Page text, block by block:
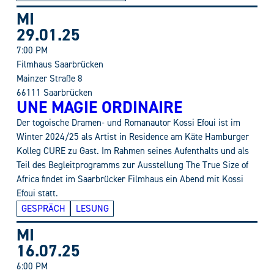
MI
29.01.25
7:00 PM
Filmhaus Saarbrücken
Mainzer Straße 8
66111 Saarbrücken
UNE MAGIE ORDINAIRE
Der togoische Dramen- und Romanautor Kossi Efoui ist im
Winter 2024/25 als Artist in Residence am Käte Hamburger
Kolleg CURE zu Gast. Im Rahmen seines Aufenthalts und als
Teil des Begleitprogramms zur Ausstellung The True Size of
Africa findet im Saarbrücker Filmhaus ein Abend mit Kossi
Efoui statt.
GESPRÄCH
LESUNG
MI
16.07.25
6:00 PM